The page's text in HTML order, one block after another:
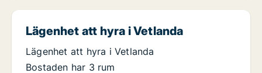
Lägenhet att hyra i Vetlanda
Lägenhet att hyra i Vetlanda
Bostaden har 3 rum